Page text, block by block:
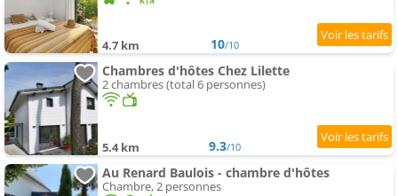
4.7 km 10/10
Chambres d'hôtes Chez Lilette
2 chambres (total 6 personnes)
5.4 km 9.3/10
Au Renard Baulois - chambre d'hôtes
Chambre, 2 personnes